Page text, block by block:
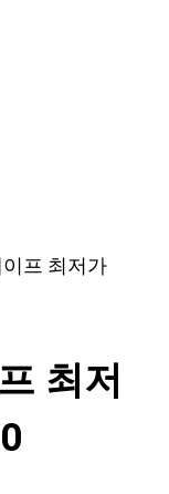
프 최저가
최저